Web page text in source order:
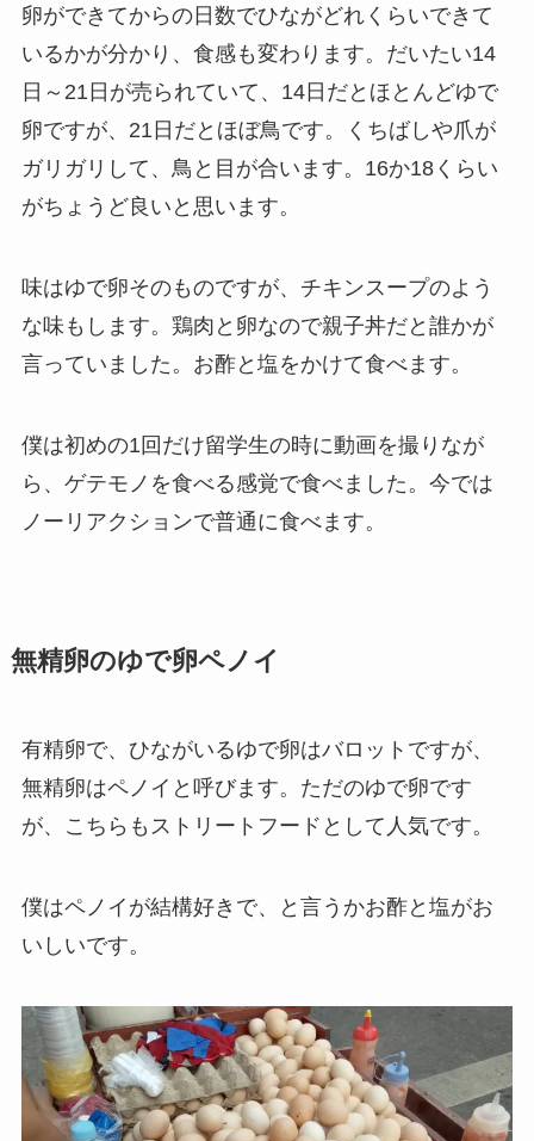
卵ができてからの日数でひながどれくらいできて
いるかが分かり、食感も変わります。だいたい14
日～21日が売られていて、14日だとほとんどゆで
卵ですが、21日だとほぼ鳥です。くちばしや爪が
ガリガリして、鳥と目が合います。16か18くらい
がちょうど良いと思います。
味はゆで卵そのものですが、チキンスープのよう
な味もします。鶏肉と卵なので親子丼だと誰かが
言っていました。お酢と塩をかけて食べます。
僕は初めの1回だけ留学生の時に動画を撮りなが
ら、ゲテモノを食べる感覚で食べました。今では
ノーリアクションで普通に食べます。
無精卵のゆで卵ペノイ
有精卵で、ひながいるゆで卵はバロットですが、
無精卵はペノイと呼びます。ただのゆで卵です
が、こちらもストリートフードとして人気です。
僕はペノイが結構好きで、と言うかお酢と塩がお
いしいです。